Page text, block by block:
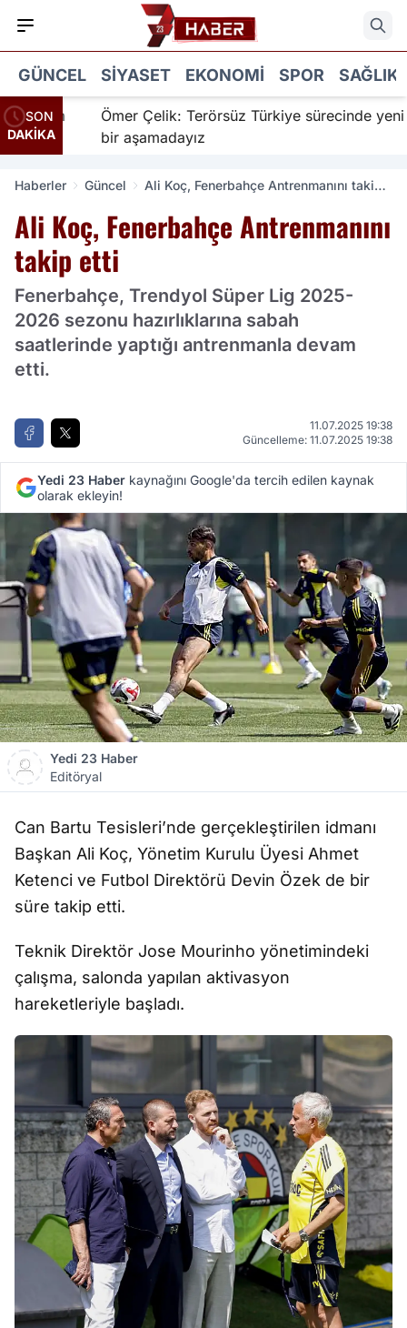
GÜNCEL SIYASET EKONOMI SPOR SAĞLIK
SON
DAKİKA
için
Ömer Çelik: Terörsüz Türkiye sürecinde yeni
bir aşamadayız
Haberler Güncel
Ali Koç, Fenerbahçe Antrenmanını takip
Ali Koç, Fenerbahçe Antrenmanını
takip etti
Fenerbahçe, Trendyol Süper Lig 2025-
2026 sezonu hazırlıklarına sabah
saatlerinde yaptığı antrenmanla devam
etti.
11.07.2025 19:38
Güncelleme: 11.07.2025 19:38
Yedi 23 Haber kaynağını Google'da tercih edilen kaynak
olarak ekleyin!
Yedi 23 Haber
Editöryal
Can Bartu Tesisleri’nde gerçekleştirilen idmanı
Başkan Ali Koç, Yönetim Kurulu Üyesi Ahmet
Ketenci ve Futbol Direktörü Devin Özek de bir
süre takip etti.
Teknik Direktör Jose Mourinho yönetimindeki
çalışma, salonda yapılan aktivasyon
hareketleriyle başladı.